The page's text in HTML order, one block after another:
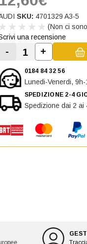
SKU: 4701329 A3-5
(Non ci
una recensione
Diminuisci la
-
Aumenta la
+
0184 84 32 56
Lunedi-Venerdi, 9h-
SPEDIZIONE 2-4
Spedizione dai 2 ai